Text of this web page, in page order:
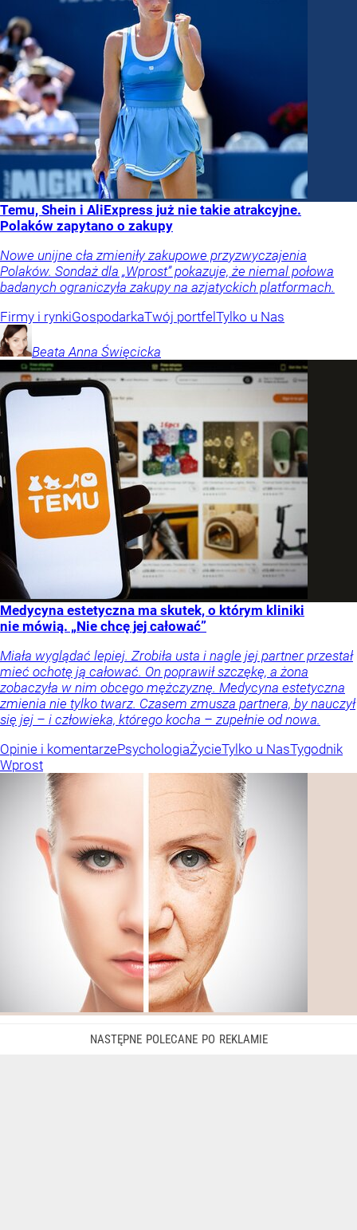
Temu, Shein i AliExpress już nie takie atrakcyjne.
Polaków zapytano o zakupy
Nowe unijne cła zmieniły zakupowe przyzwyczajenia
Polaków. Sondaż dla „Wprost” pokazuje, że niemal połowa
badanych ograniczyła zakupy na azjatyckich platformach.
Firmy i rynkiGospodarkaTwój portfelTylko u Nas
Beata Anna Święcicka
Medycyna estetyczna ma skutek, o którym kliniki
nie mówią. „Nie chcę jej całować”
Miała wyglądać lepiej. Zrobiła usta i nagle jej partner przestał
mieć ochotę ją całować. On poprawił szczękę, a żona
zobaczyła w nim obcego mężczyznę. Medycyna estetyczna
zmienia nie tylko twarz. Czasem zmusza partnera, by nauczył
się jej – i człowieka, którego kocha – zupełnie od nowa.
Opinie i komentarzePsychologiaŻycieTylko u NasTygodnik
Wprost